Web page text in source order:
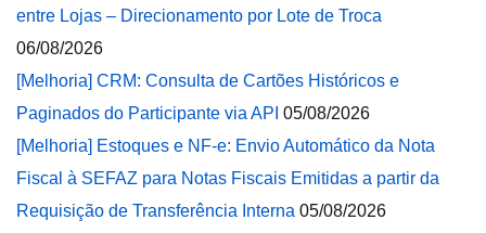
entre Lojas – Direcionamento por Lote de Troca
06/08/2026
[Melhoria] CRM: Consulta de Cartões Históricos e
Paginados do Participante via API 05/08/2026
[Melhoria] Estoques e NF-e: Envio Automático da Nota
Fiscal à SEFAZ para Notas Fiscais Emitidas a partir da
Requisição de Transferência Interna 05/08/2026